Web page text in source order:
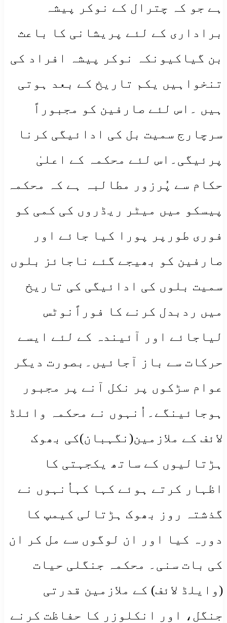
ہے جو کہ چترال کے نوکر پیشہ
براداری کے لئے پریشانی کا باعث
بن گیاکیونکہ نوکر پیشہ افراد کی
تنخواہیں یکم تاریخ کے بعد ہوتی
ہیں ۔اس لئے صارفین کو مجبوراً
سرچارج سمیت بل کی ادائیگی کرنا
پرئیگی۔اس لئے محکمہ کے اعلیٰ
حکام سے پُرزور مطالبہ ہے کہ محکمہ
پیسکو میں میٹر ریڈروں کی کمی کو
فوری طورپر پورا کیا جائے اور
صارفین کو بھیجے گئے ناجائز بلوں
سمیت بلوں کی ادائیگی کی تاریخ
میں ردبدل کرنے کا فوراًنوٹس
لیاجائے اور آئیندہ کے لئے ایسے
حرکات سے باز آجائیں۔بصورت دیگر
عوام سڑکوں پر نکل آنے پر مجبور
ہوجائینگے۔اُنہوں نے محکمہ وائلڈ
لائف کے ملازمین(نگہبان)کی بھوک
ہڑتالیوں کے ساتھ یکجہتی کا
اظہار کرتے ہوئے کہا کہاُنہوں نے
گذشتہ روز بھوک ہڑتالی کیمپ کا
دورہ کیا اور ان لوگوں سے مل کر ان
کی بات سنی۔ محکمہ جنگلی حیات
(وایلڈ لائف) کے ملازمین قدرتی
جنگل، اور انکلوزر کا حفاظت کرنے